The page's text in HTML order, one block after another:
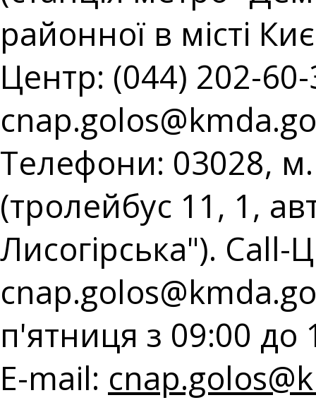
районної в місті
Центр: (044) 202-
Телефони: 03028,
(тролейбус 11, 1,
Лисогірська").
п'ятниця з 09:00 до
E-mail: